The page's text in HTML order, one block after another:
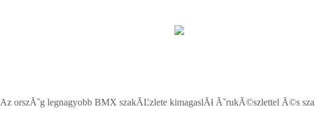
Az orszĂˇg legnagyobb BMX szakĂĽzlete kimagaslĂł ĂˇrukĂ©szlettel Ă©s